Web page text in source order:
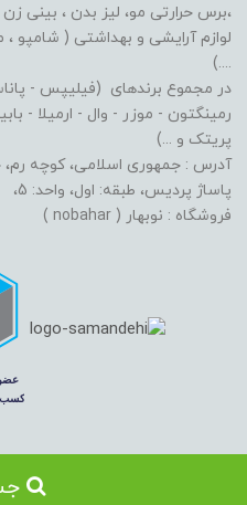
،برس حرارتی مو، لیز بدن ، بینی زن
لوازم آرایشی و بهداشتی ( شامپو
....)
در مجموع برندهای (فیلیپس -
رمینگتون - موزر - وال - ارمیلا -
پریتک و ...)
پاساژ پردیس، طبقه: اول، واحد: 5،
فروشگاه : نوبهار ( nobahar )
طراحی و سئو